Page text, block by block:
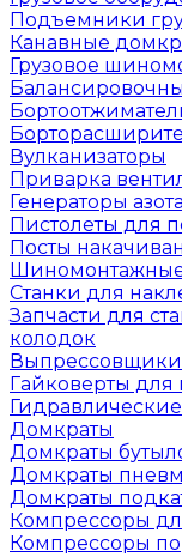
Подъемники
Канавные
Грузовое
Вулканизаторы
Приварка
Генераторы
Пистолеты для
Посты
Шиномонтажные
Станки для
Запчасти для
колодок
Гайковерты для
Домкраты
Домкраты
Домкраты
Домкраты
Компрессоры
Компрессоры